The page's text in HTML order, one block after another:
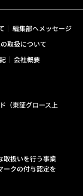
編集部へメッセージ
取扱について
会社概要
（東証グロース上
取扱いを行う事業
ークの付与認定を